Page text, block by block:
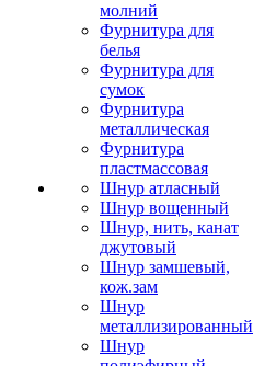
молний
Фурнитура для
белья
Фурнитура для
сумок
Фурнитура
металлическая
Фурнитура
пластмассовая
Шнур атласный
Шнур вощенный
Шнур, нить, канат
джутовый
Шнур замшевый,
кож.зам
Шнур
металлизированный
Шнур